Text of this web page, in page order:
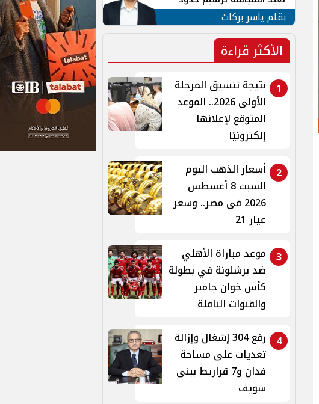
الأمن القومي العربي
بقلم ياسر بركات
الأكثر قراءة
1
نتيجة تنسيق المرحلة
الأولى 2026.. الموعد
المتوقع لإعلانها
إلكترونيًا
2
أسعار الذهب اليوم
السبت 8 أغسطس
2026 في مصر.. وسعر
عيار 21
3 موعد مباراة الأهلي
ضد برشلونة في بطولة
كأس خوان جامبر
والقنوات الناقلة
4
رفع 304 إشغال وإزالة
تعديات على مساحة
فدان و7 قراريط ببنى
سويف